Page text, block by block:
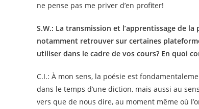
ne pense pas me priver d’en profiter!
S.W.: La transmission et l’apprentissage de
notamment retrouver sur certaines
utiliser dans le cadre de vos cours? En quoi
C.I.: À mon sens, la poésie est
dans le temps d’une diction, mais aussi au
vers que de nous dire, au moment même où